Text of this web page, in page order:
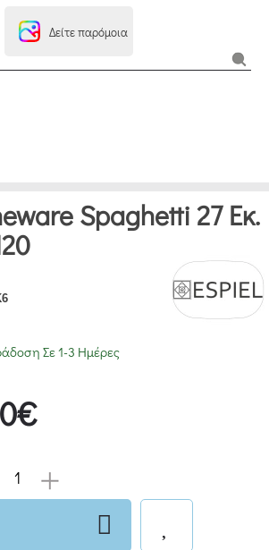
Δείτε παρόμοια
Spaghetti 27 Εκ.
Σε 1-3 Ημέρες